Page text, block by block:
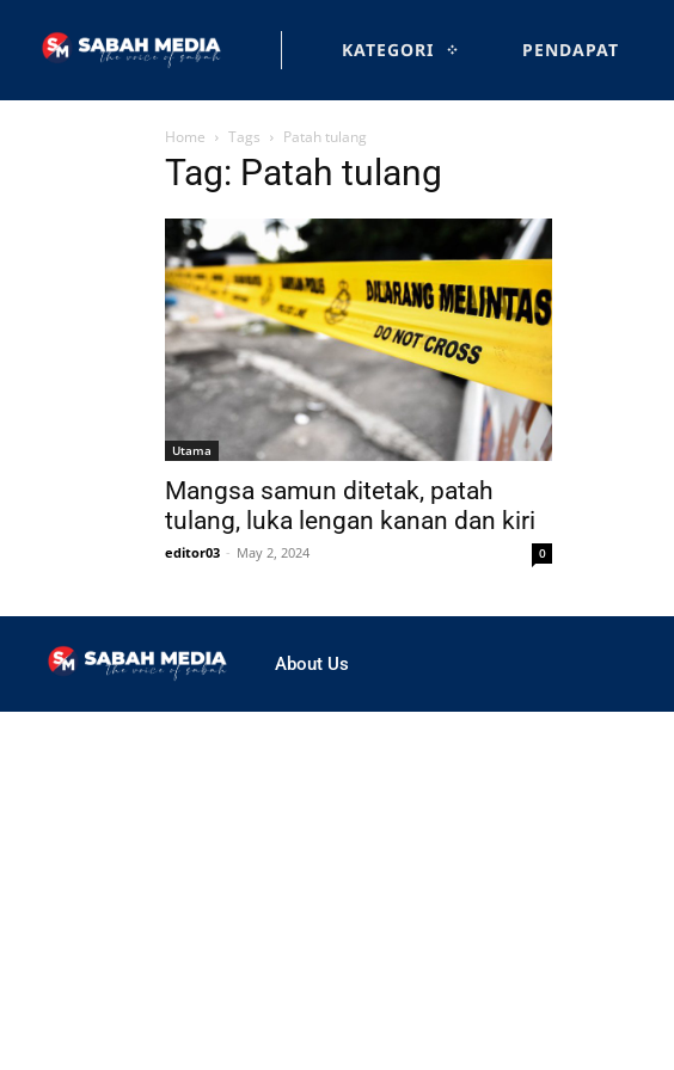
KATEGORI PENDAPAT
Home Tags Patah tulang
Tag: Patah tulang
Utama
Mangsa samun ditetak, patah
tulang, luka lengan kanan dan kiri
editor03 - May 2, 2024 0
About Us